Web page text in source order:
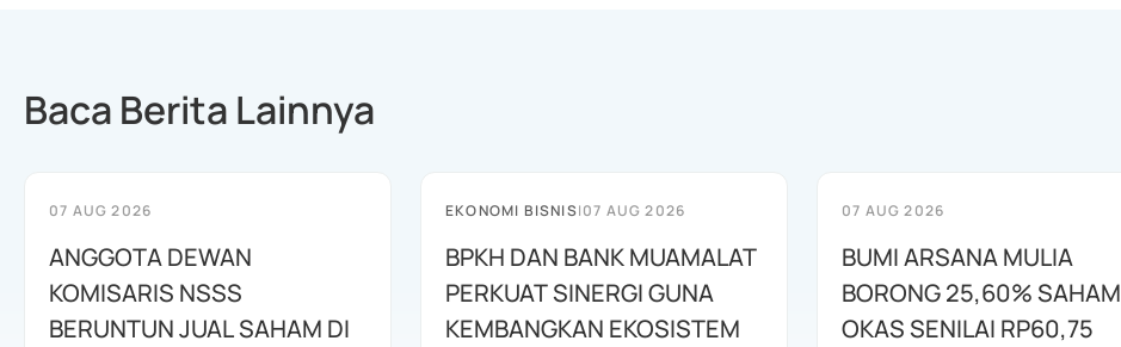
Baca Berita Lainnya
07 AUG 2026
ANGGOTA DEWAN
KOMISARIS NSSS
BERUNTUN JUAL SAHAM DI
EKONOMI BISNIS|07 AUG 2026
BPKH DAN BANK MUAMALAT
PERKUAT SINERGI GUNA
KEMBANGKAN EKOSISTEM
07 AUG 2026
BUMI ARSANA MULIA
BORONG 25,60% SAHAM
OKAS SENILAI RP60,75